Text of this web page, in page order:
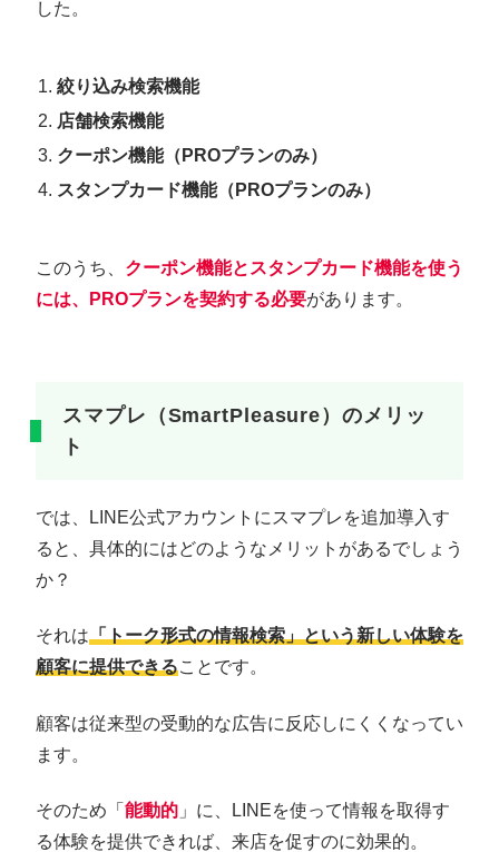
した。
絞り込み検索機能
店舗検索機能
クーポン機能（PROプランのみ）
スタンプカード機能（PROプランのみ）
このうち、 クーポン機能とスタンプカード機能を使う
には、PROプランを契約する必要があります。
スマプレ（SmartPleasure）のメリッ
ト
では、LINE公式アカウントにスマプレを追加導入す
ると、具体的にはどのようなメリットがあるでしょう
か？
それは「トーク形式の情報検索」という新しい体験を
顧客に提供できることです。
顧客は従来型の受動的な広告に反応しにくくなってい
ます。
そのため「 能動的 」に、LINEを使って情報を取得す
る体験を提供できれば、来店を促すのに効果的。